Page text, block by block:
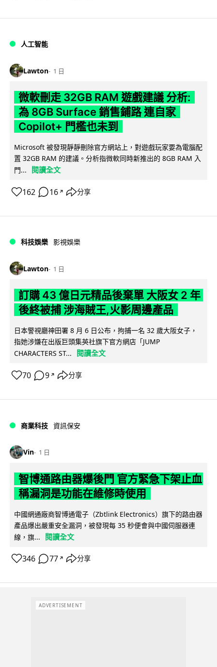
人工智能
Lawton 1 日
微軟刪走 32GB RAM 遊戲建議 分析:
為 8GB Surface 銷售鋪路 連自家
Copilot+ 門檻也未到
Microsoft 被發現靜靜刪除官方網站上，對遊戲玩家要為電腦配
置 32GB RAM 的建議。分析指微軟同時新推出的 8GB RAM 入
門...
閱讀全文
162 16 ↗ 分享
科技娛樂 影視娛樂
Lawton 1 日
訂購 43 億日元精品後棄單 大阪女 2 年
後終被捕 涉海賊王,火影周邊產品
日本警視廳神田署 8 月 6 日公布，拘捕一名 32 歲大阪女子，
指她涉嫌在出版巨頭集英社旗下官方網店「JUMP
CHARACTERS ST...
閱讀全文
70 9 ↗ 分享
商業科技 資訊保安
Vin 1 日
智博通路由器爆後門 官方緊急下架止血
稱漏洞是功能在維修時使用
中國網通廠商智博通電子（Zbtlink Electronics）旗下的路由器
產品爆出嚴重安全漏洞，被發現每 35 秒便會與中國伺服器連
線，旗...
閱讀全文
346 77 ↗ 分享
ADVERTISEMENT